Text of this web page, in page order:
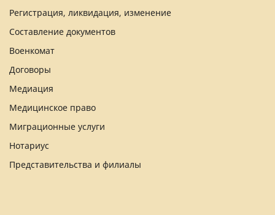
Регистрация, ликвидация, изменение
Составление документов
Военкомат
Договоры
Медиация
Медицинское право
Миграционные услуги
Нотариус
Представительства и филиалы